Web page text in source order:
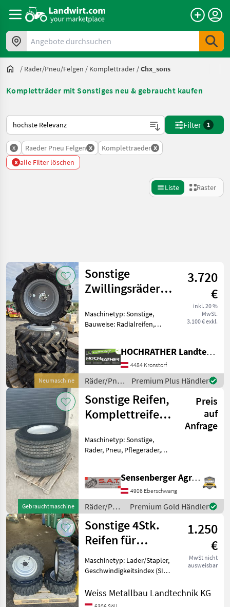
Angebote durchsuchen
/ Räder/Pneu/Felgen / Kompletträder /Chx_sons
Kompletträder mit Sonstiges neu & gebraucht kaufen
So wird auf Landwirt.com sortiert
Filter 1
x Raeder Pneu Felgen x Komplettraeder x
x alle Filter löschen
Liste Raster
Kategorie 3 Land Filter
AKTUELLER
PFAD
Landtechnik
Raeder
Pneu
Felgen
Komplettraeder
KATEGORIE
WÄHLEN
Kompletträder
8
MARKTPLATZ
Marktplatz Händlerangebote Kleinanzeigen
Zurücksetzen
Ergebnisse
anzeigen
Neumaschine
Sonstige
Zwillingsräder
3.720
€
inkl. 20 %
MwSt.
3.100 € exkl.
Maschinetyp: Sonstige,
Bauweise: Radialreifen,
Zubehör, Felgen, Sonstiges
Komplettreifengarnitur
Trinker (Standort Aschbach)
HOCHRATHER Landtechnik GmbH
4484 Kronstorf
Räder/Pneu/Felgen
/ Sonstige
Premium Plus Händler
Gebrauchtmaschine
Sonstige Reifen,
Komplettreifen,
Preis
auf
Anfrage
Maschinetyp: Sonstige,
Räder, Pneu, Pflegeräder,
Dimensionen -Komplettrad
Farma Neu 4 Stk.
385/65R22.5 8 Lochfelge E
Sensenberger Agrar-Technik
4906 Eberschwang
Räder/Pneu/Felgen
/ Sonstige
Premium Gold Händler
Sonstige 4Stk.
Reifen für
Hoflader
(Kramer)
1.250
€
MwSt nicht
ausweisbar
Maschinetyp: Lader/Stapler,
Geschwindigkeitsindex (SI):
Schlauchlos (TL),
Weiss Metallbau Landtechnik KG